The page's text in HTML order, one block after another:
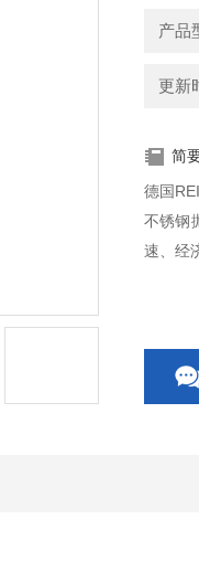
产品
更新
简
德国
不锈钢
速、经